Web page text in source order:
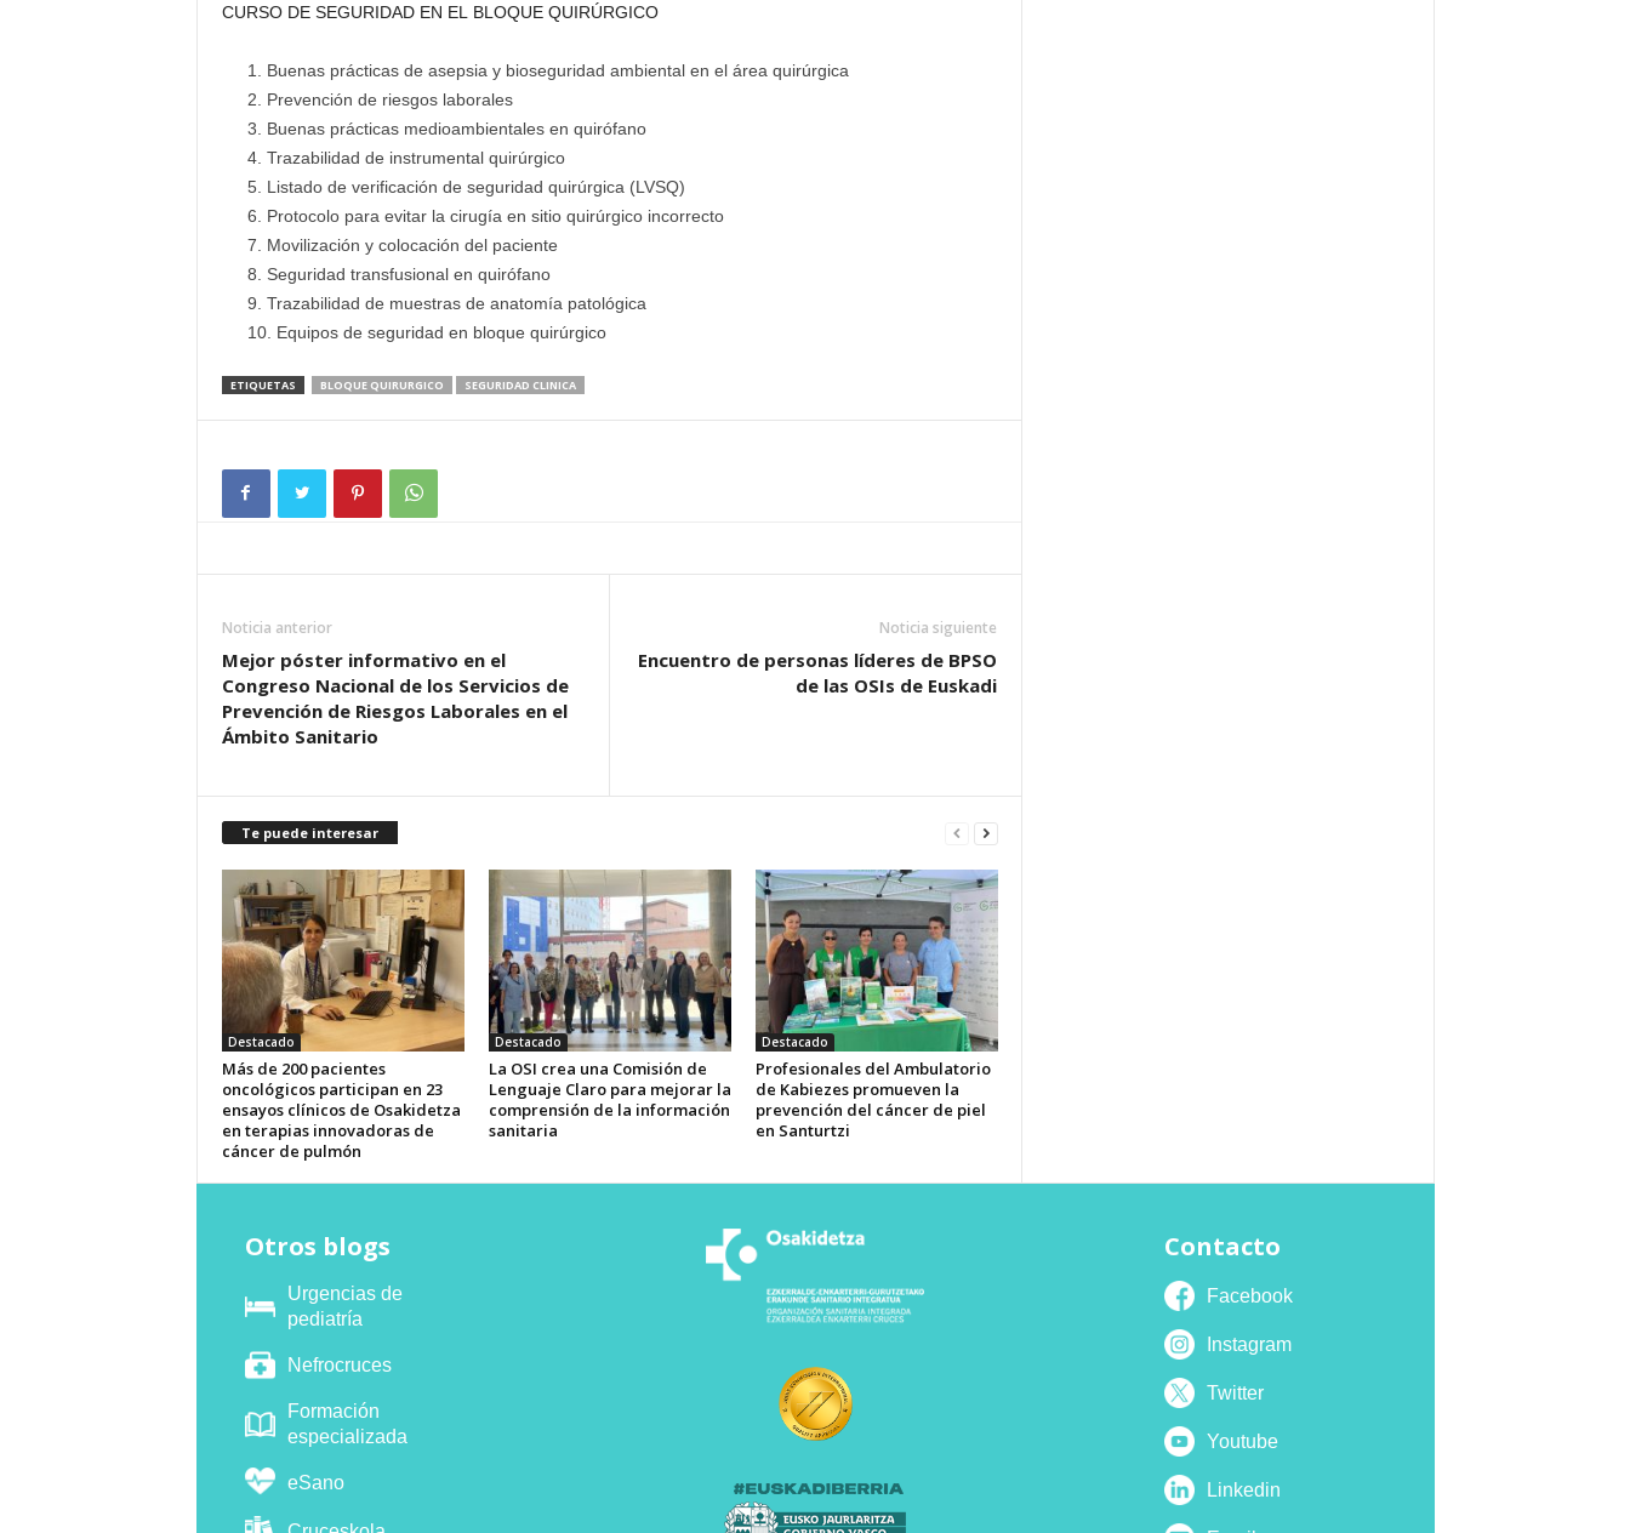
CURSO DE SEGURIDAD EN EL BLOQUE QUIRÚRGICO
Buenas prácticas de asepsia y bioseguridad ambiental en el área quirúrgica
Prevención de riesgos laborales
Buenas prácticas medioambientales en quirófano
Trazabilidad de instrumental quirúrgico
Listado de verificación de seguridad quirúrgica (LVSQ)
Protocolo para evitar la cirugía en sitio quirúrgico incorrecto
Movilización y colocación del paciente
Seguridad transfusional en quirófano
Trazabilidad de muestras de anatomía patológica
Equipos de seguridad en bloque quirúrgico
ETIQUETAS BLOQUE QUIRURGICO SEGURIDAD CLINICA
Noticia anterior
Mejor póster informativo en el
Congreso Nacional de los Servicios de
Prevención de Riesgos Laborales en el
Ámbito Sanitario
Noticia siguiente
Encuentro de personas líderes de BPSO
de las OSIs de Euskadi
Te puede interesar
Destacado
Más de 200 pacientes
oncológicos participan en 23
ensayos clínicos de Osakidetza
en terapias innovadoras de
cáncer de pulmón
Destacado
La OSI crea una Comisión de
Lenguaje Claro para mejorar la
comprensión de la información
sanitaria
Destacado
Profesionales del Ambulatorio
de Kabiezes promueven la
prevención del cáncer de piel
en Santurtzi
Otros blogs
Urgencias de
pediatría
Nefrocruces
Formación
especializada
eSano
Contacto
Facebook
Instagram
Twitter
Youtube
Linkedin